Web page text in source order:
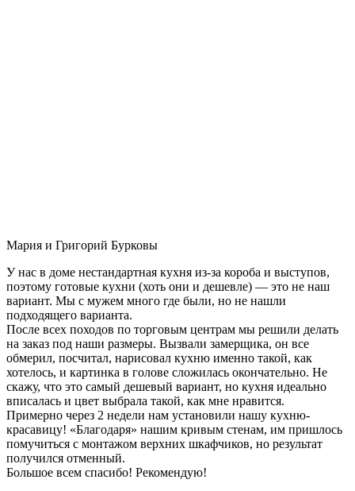
Мария и Григорий Бурковы
У нас в доме нестандартная кухня из-за короба и выступов,
поэтому готовые кухни (хоть они и дешевле) — это не наш
вариант. Мы с мужем много где были, но не нашли
подходящего варианта.
После всех походов по торговым центрам мы решили делать
на заказ под наши размеры. Вызвали замерщика, он все
обмерил, посчитал, нарисовал кухню именно такой, как
хотелось, и картинка в голове сложилась окончательно. Не
скажу, что это самый дешевый вариант, но кухня идеально
вписалась и цвет выбрала такой, как мне нравится.
Примерно через 2 недели нам установили нашу кухню-
красавицу! «Благодаря» нашим кривым стенам, им пришлось
помучиться с монтажом верхних шкафчиков, но результат
получился отменный.
Большое всем спасибо! Рекомендую!